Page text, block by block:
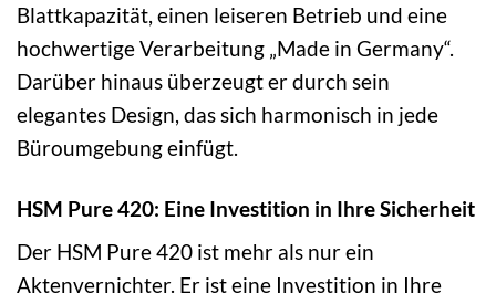
Blattkapazität, einen leiseren Betrieb und eine
hochwertige Verarbeitung „Made in Germany“.
Darüber hinaus überzeugt er durch sein
elegantes Design, das sich harmonisch in jede
Büroumgebung einfügt.
HSM Pure 420: Eine Investition in Ihre Sicherheit
Der HSM Pure 420 ist mehr als nur ein
Aktenvernichter. Er ist eine Investition in Ihre